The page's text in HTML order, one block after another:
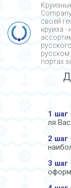
своей
круиза -
русском
портах
1 шаг
ля Вас.
2 шаг
3 шаг